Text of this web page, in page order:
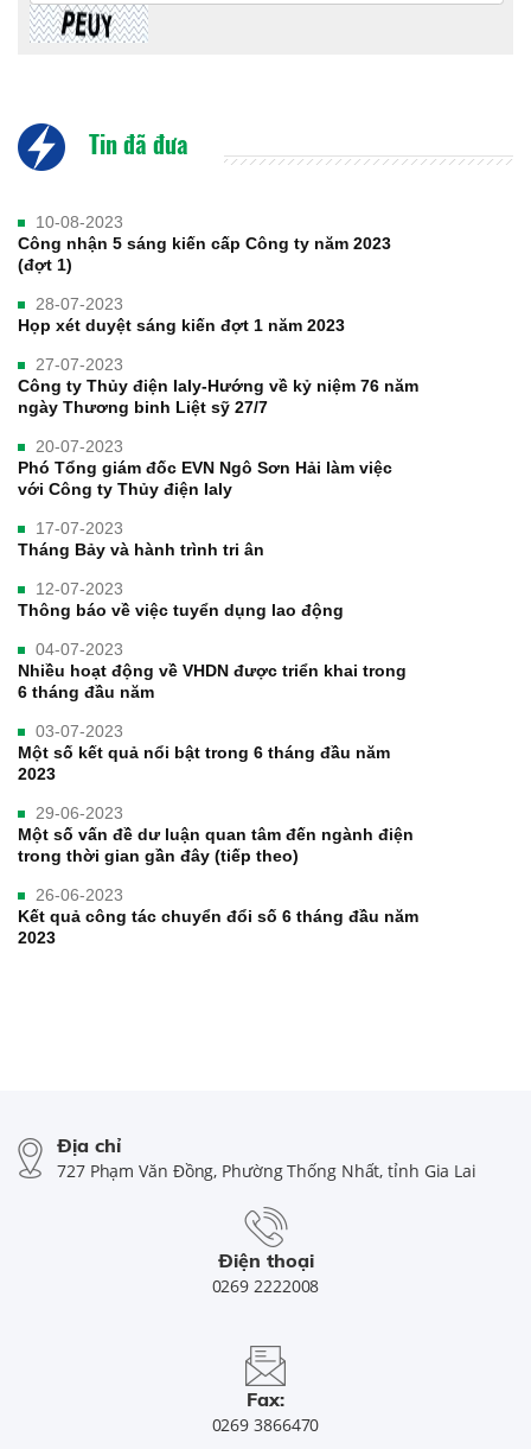
Tin đã đưa
10-08-2023
Công nhận 5 sáng kiến cấp Công ty năm 2023
(đợt 1)
28-07-2023
Họp xét duyệt sáng kiến đợt 1 năm 2023
27-07-2023
Công ty Thủy điện Ialy-Hướng về kỷ niệm 76 năm
ngày Thương binh Liệt sỹ 27/7
20-07-2023
Phó Tổng giám đốc EVN Ngô Sơn Hải làm việc
với Công ty Thủy điện Ialy
17-07-2023
Tháng Bảy và hành trình tri ân
12-07-2023
Thông báo về việc tuyển dụng lao động
04-07-2023
Nhiều hoạt động về VHDN được triển khai trong
6 tháng đầu năm
03-07-2023
Một số kết quả nổi bật trong 6 tháng đầu năm
2023
29-06-2023
Một số vấn đề dư luận quan tâm đến ngành điện
trong thời gian gần đây (tiếp theo)
26-06-2023
Kết quả công tác chuyển đổi số 6 tháng đầu năm
2023
Địa chỉ
727 Phạm Văn Đồng, Phường Thống Nhất, tỉnh Gia Lai
Điện thoại
0269 2222008
Fax:
0269 3866470